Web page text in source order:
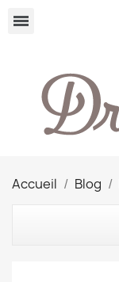
Accueil Blog